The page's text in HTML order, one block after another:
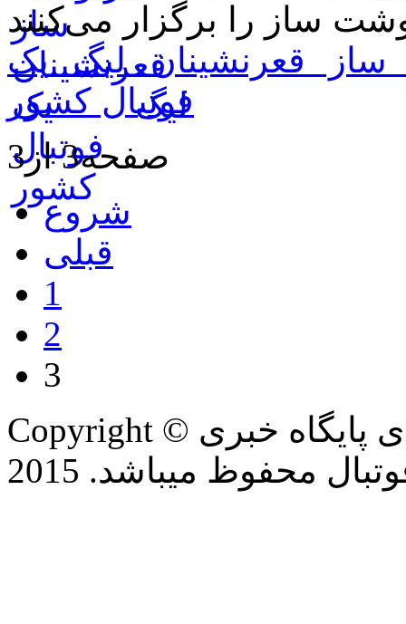
قعرنشینان لیگ یک
فوتبال کشور
صفحه3 از3
شروع
قبلی
1
2
3
Copyright © تمام حقوق این وب سایت برای پایگاه خبری
محفوظ میباشد. 2015